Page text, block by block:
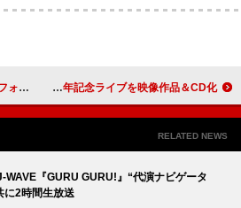
オ公開 Aqua Timez、デビュー20周年記念ライブを映像作品＆CD化
RELATED NEWS
『GURU GURU!』“代演ナビゲータ
2時間生放送